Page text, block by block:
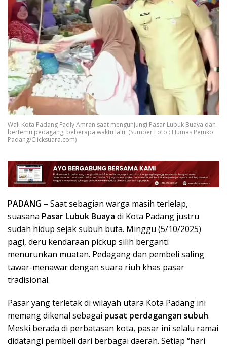
Wali Kota Padang Fadly Amran saat mengunjungi Pasar Lubuk Buaya dan
bertemu pedagang, beberapa waktu lalu. (Sumber Foto : Humas Pemko
Padang/Clicksuara.com)
PADANG – Saat sebagian warga masih terlelap,
suasana Pasar Lubuk Buaya di Kota Padang justru
sudah hidup sejak subuh buta. Minggu (5/10/2025)
pagi, deru kendaraan pickup silih berganti
menurunkan muatan. Pedagang dan pembeli saling
tawar-menawar dengan suara riuh khas pasar
tradisional.
Pasar yang terletak di wilayah utara Kota Padang ini
memang dikenal sebagai pusat perdagangan subuh.
Meski berada di perbatasan kota, pasar ini selalu ramai
didatangi pembeli dari berbagai daerah. Setiap “hari